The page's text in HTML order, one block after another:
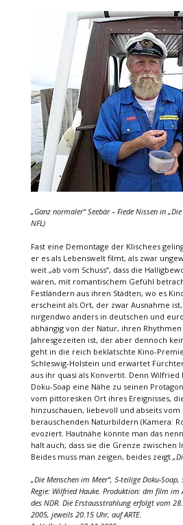
„Ganz normaler“ Seebär – Fiede Nissen in
NFL)
Fast eine Demontage der Klischees
er es als Lebenswelt filmt, als zwar
weit „ab vom Schuss“, dass die
wären, mit romantischem Gefühl
Festländern aus ihren Städten, wo es
erscheint als Ort, der zwar Ausnahme
nirgendwo anders in deutschen und
abhängig von der Natur, ihren
Jahresgezeiten ist, der aber dennoch
geht in die reich beklatschte Kino-
Schleswig-Holstein und erwartet
aus ihr quasi als Konvertit. Denn
Doku-Soap eine Nähe zu seinen
vom pittoresken Ort ihres Ereignisses,
hinzuschauen, liebevoll und abseits vom
berauschenden Naturbildern (Kamera:
evoziert. Hautnähe könnte man das
halt auch, dass sie die Grenze zwischen
Beides muss man zeigen, beides zeigt
„Die Menschen im Meer“, 5-teilige Doku-
Regie: Wilfried Hauke. Produktion: dm film im
des NDR. Die Erstausstrahlung erfolgt vom
2005, jeweils 20.15 Uhr, auf ARTE.